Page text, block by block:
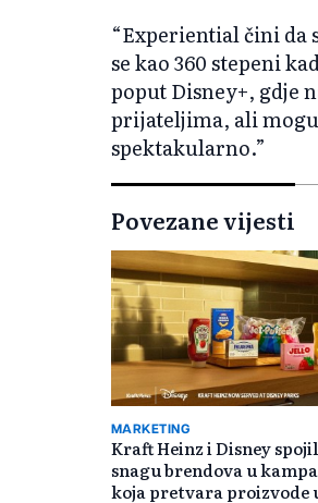
“Experiential čini da
se kao 360 stepeni
poput Disney+, gdje
prijateljima, ali
spektakularno.”
Povezane vijesti
MARKETING
Kraft Heinz i Disney
snagu brendova u
koja pretvara proizvode